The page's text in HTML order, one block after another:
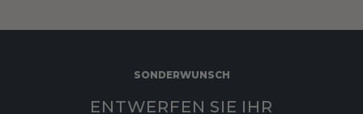
SONDERWUNSCH
ENTWERFEN SIE IHR